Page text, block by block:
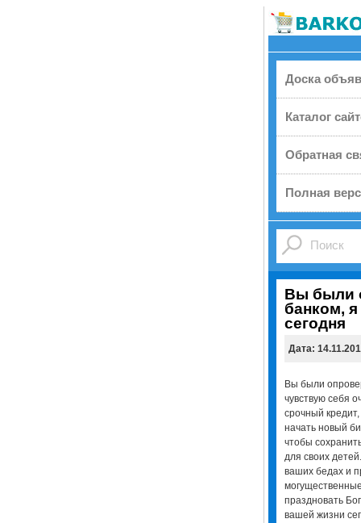
Доска
Каталог
Обратная
Полная
Вы были
банком,
сегодня
Дата:
Вы были
чувствую себя
срочный
начать новый
чтобы
для своих
ваших бедах и
праздновать
вашей жизни